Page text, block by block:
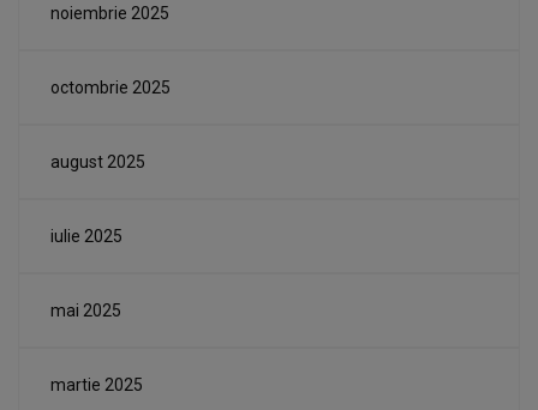
noiembrie 2025
octombrie 2025
august 2025
iulie 2025
mai 2025
martie 2025